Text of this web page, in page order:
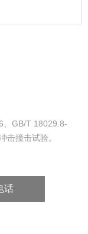
、GB/T 18029.8-
击撞击试验。
话